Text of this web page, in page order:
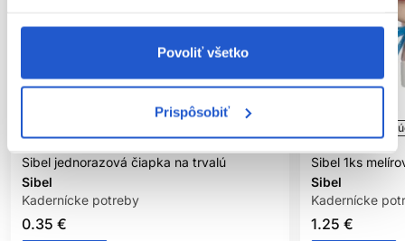
Povoliť všetko
Prispôsobiť
Sibel jednorazová čiapka na trvalú
Sibel
Kadernícke potreby
0.35 €
Oficiálna
Sibel 1ks
Sibel
Kadernícke
1.25 €